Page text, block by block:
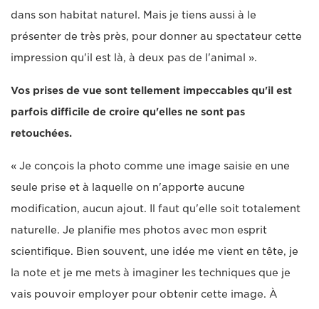
dans son habitat naturel. Mais je tiens aussi à le
présenter de très près, pour donner au spectateur cette
impression qu'il est là, à deux pas de l'animal ».
Vos prises de vue sont tellement impeccables qu'il est
parfois difficile de croire qu'elles ne sont pas
retouchées.
« Je conçois la photo comme une image saisie en une
seule prise et à laquelle on n'apporte aucune
modification, aucun ajout. Il faut qu'elle soit totalement
naturelle. Je planifie mes photos avec mon esprit
scientifique. Bien souvent, une idée me vient en tête, je
la note et je me mets à imaginer les techniques que je
vais pouvoir employer pour obtenir cette image. À